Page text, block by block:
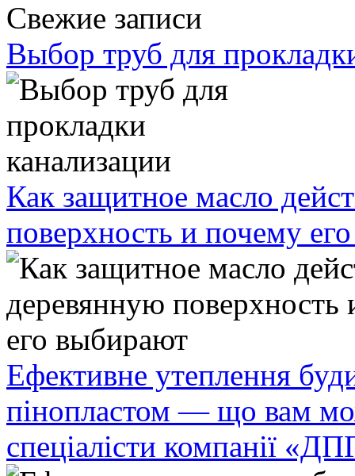
Свежие записи
Выбор труб для
Как защитное масло
поверхность и почему
Ефективне утеплення
пінопластом — що вам
спеціалісти компанії